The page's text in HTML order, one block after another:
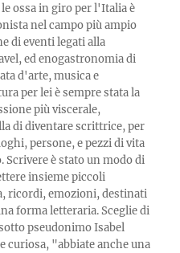
ossa in giro per l'Italia è
nel campo più ampio
di eventi legati alla
ed enogastronomia di
d'arte, musica e
per lei è sempre stata la
più viscerale,
di diventare scrittrice, per
persone, e pezzi di vita
Scrivere è stato un modo di
insieme piccoli
ricordi, emozioni, destinati
forma letteraria. Sceglie di
pseudonimo Isabel
curiosa, "abbiate anche una